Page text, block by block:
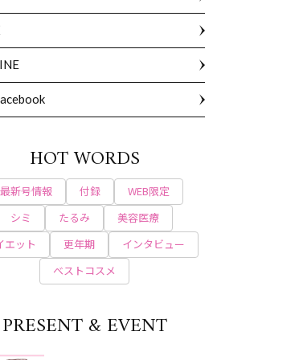
HOT WORDS
最新号情報 付録
WEB限定
シミ
たるみ
美容医療
エット
更年期
インタビュー
ベストコスメ
PRESENT & EVENT